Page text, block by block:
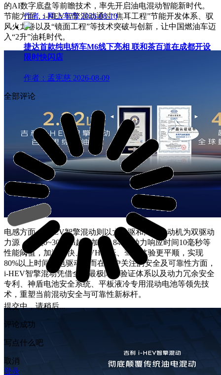
的AI数字底盘等前瞻技术，率先开启油电混动智能新时代。
节能方面，i-HEV智擎混动通过“焦耳工程”节能开发体系、驭
风火龙卷以及“镜面工程”等技术突破与创新，让中国燃油车迈
入“2升”油耗时代。
电感方面，i-HEV智擎混动则以大电驱和高效发动机为双驱动
力源，实现0~30km/h起步加速1.84s、动力响应时间10毫秒等
性能阈值，加速更快、NVH更低、驾乘体验更平顺，实现
80%以上时间以电驱动。而在用户关注的安全及可靠性方面，
i-HEV智擎混动凭借全球最极限的验证体系以及动力冗余安全
专利、神盾电池安全系统、平板液冷专用混动电池等领先技
术，重塑当前混动安全与可靠性新标杆。
作者：网上车市 2026-08-10
捷达首款纯电轿车M6线下亮相 联和茶百道在成都开设
限时快闪店
作者：孟宪慈 2026-08-09
全部评论
提交中，请稍后...
评论成功
写点什么吧
取消
登录